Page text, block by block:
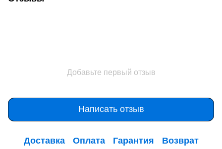
Добавьте первый отзыв
Написать отзыв
Доставка Оплата Гарантия Возврат